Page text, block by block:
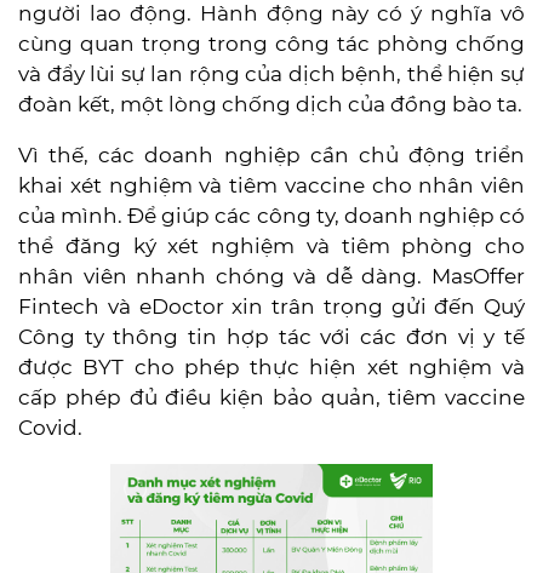
người lao động. Hành động này có ý nghĩa vô
cùng quan trọng trong công tác phòng chống
và đẩy lùi sự lan rộng của dịch bệnh, thể hiện sự
đoàn kết, một lòng chống dịch của đồng bào ta.
Vì thế, các doanh nghiệp cần chủ động triển
khai xét nghiệm và tiêm vaccine cho nhân viên
của mình. Để giúp các công ty, doanh nghiệp có
thể đăng ký xét nghiệm và tiêm phòng cho
nhân viên nhanh chóng và dễ dàng. MasOffer
Fintech và eDoctor xin trân trọng gửi đến Quý
Công ty thông tin hợp tác với các đơn vị y tế
được BYT cho phép thực hiện xét nghiệm và
cấp phép đủ điều kiện bảo quản, tiêm vaccine
Covid.